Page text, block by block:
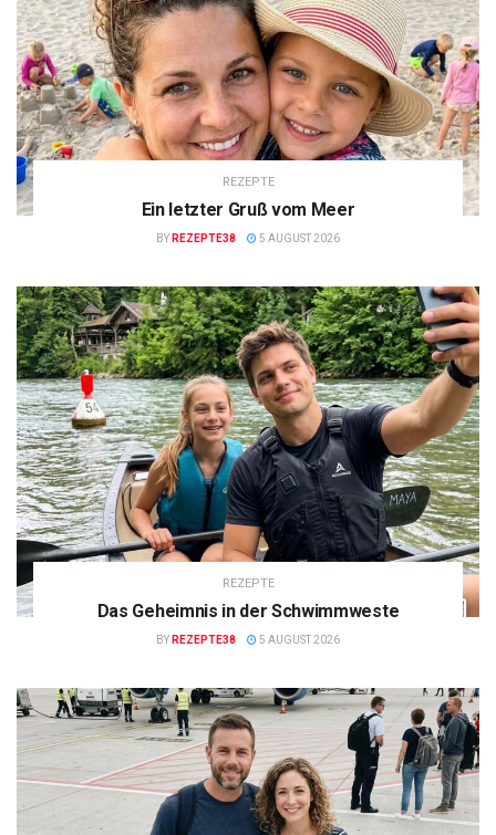
REZEPTE
Ein letzter Gruß vom Meer
BY REZEPTE38 5 AUGUST 2026
REZEPTE
Das Geheimnis in der Schwimmweste
BY REZEPTE38 5 AUGUST 2026